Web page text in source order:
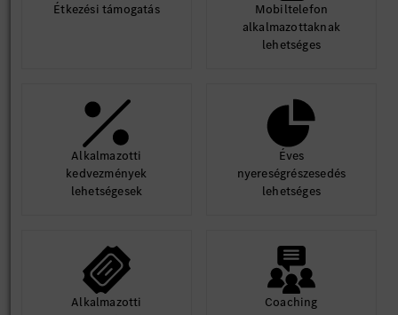
Étkezési támogatás
Mobiltelefon
alkalmazottaknak
lehetséges
Alkalmazotti
kedvezmények
lehetségesek
Éves
nyereségrészesedés
lehetséges
Alkalmazotti
Coaching